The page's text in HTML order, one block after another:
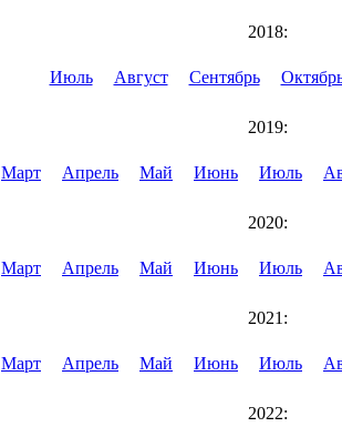
2018:
Июль Август Сентябрь
2019:
Март Апрель Май Июнь Июль
2020:
Март Апрель Май Июнь Июль
2021:
Март Апрель Май Июнь Июль
2022: